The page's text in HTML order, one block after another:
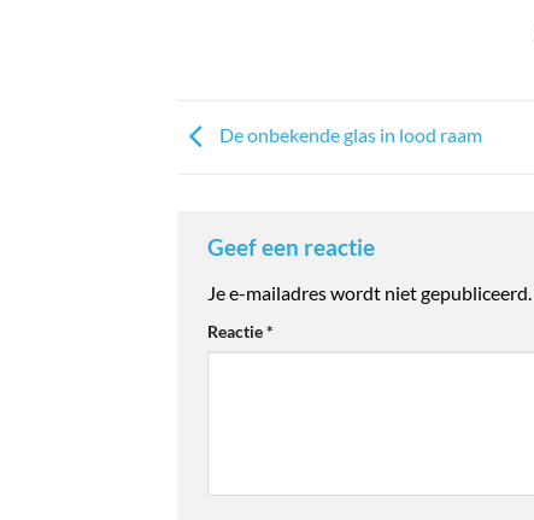
De onbekende glas in lood raam
Geef een reactie
Je e-mailadres wordt niet gepubliceerd.
Reactie*